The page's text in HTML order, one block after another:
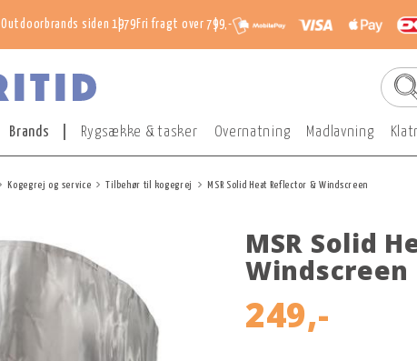
Outdoorbrands siden 1979 Fri fragt over 799,-
Brands Rygsække & tasker Overnatning Madlavning
Kogegrej og service Tilbehør til kogegrej MSR Solid Heat Reflector & Windscreen
MSR Solid
Windscreen
249,-